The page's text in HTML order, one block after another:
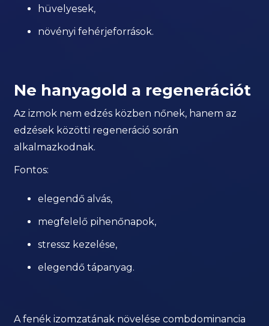
hüvelyesek,
növényi fehérjeforrások.
Ne hanyagold a regenerációt
Az izmok nem edzés közben nőnek, hanem az
edzések közötti regeneráció során
alkalmazkodnak.
Fontos:
elegendő alvás,
megfelelő pihenőnapok,
stressz kezelése,
elegendő tápanyag.
A fenék izomzatának növelése combdominancia